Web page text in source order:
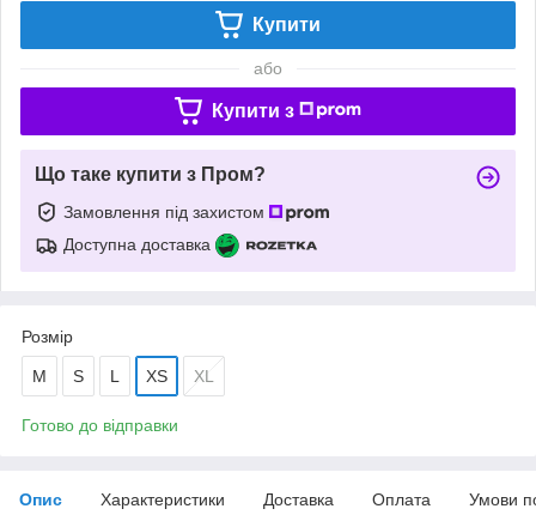
Купити
або
Купити з
Що таке купити з Пром?
Замовлення під захистом
Доступна доставка
Розмір
M S L XS XL
Готово до відправки
Опис Характеристики Доставка Оплата Умови